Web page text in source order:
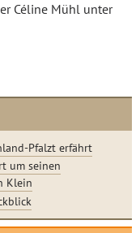
Céline Mühl unter
Pfalzt erfährt
um seinen
Klein